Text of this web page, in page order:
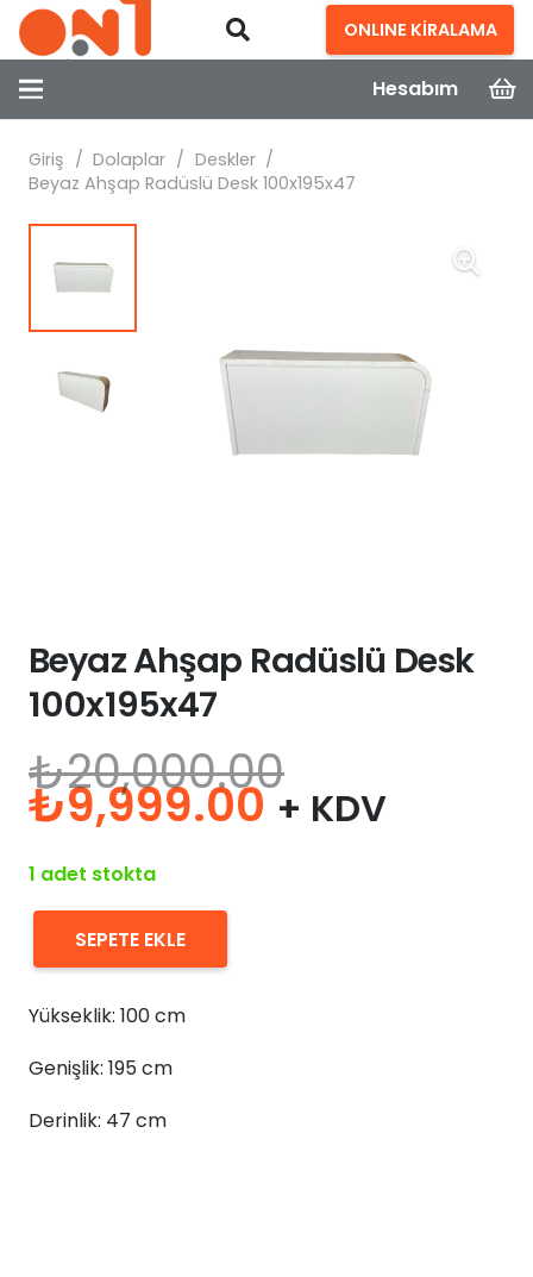
ONLINE KİRALAMA
Hesabım
Giriş / Dolaplar / Deskler /
Beyaz Ahşap Radüslü Desk 100x195x47
Beyaz Ahşap Radüslü Desk
100x195x47
₺20,000.00
Orijinal
fiyat:
₺20,000.00.
₺9,999.00Şu
andaki
+ KDV
1 adet stokta
Beyaz
Radüslü
Desk
100x195x47
adet
SEPETE EKLE
Yükseklik: 100 cm
Genişlik: 195 cm
Derinlik: 47 cm